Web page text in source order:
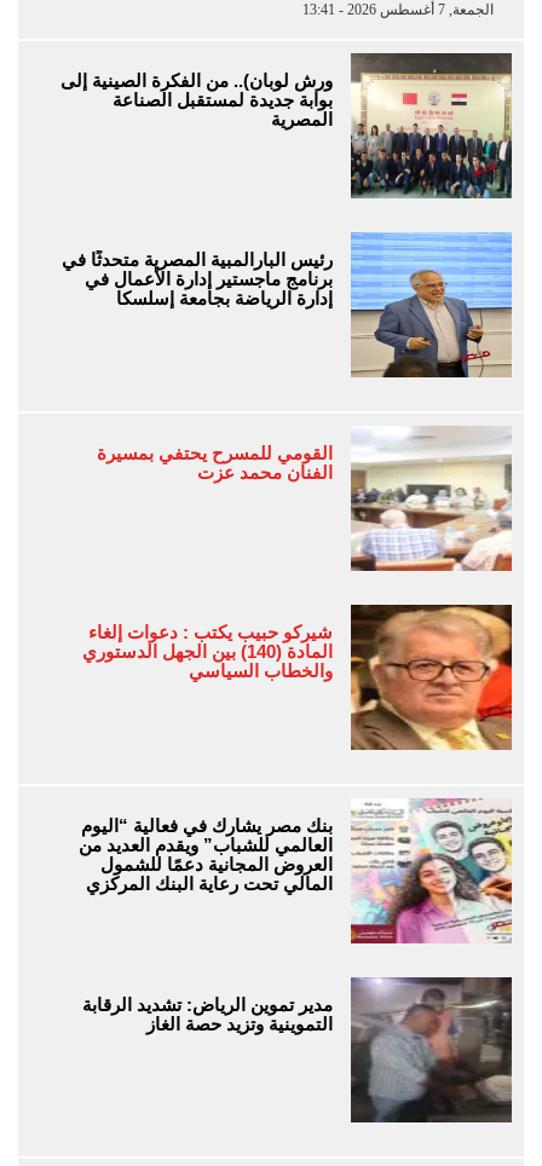
الجمعة, 7 أغسطس 2026 - 13:41
ورش لوبان).. من الفكرة الصينية إلى
بوابة جديدة لمستقبل الصناعة
المصرية
رئيس البارالمبية المصرية متحدثًا في
برنامج ماجستير إدارة الأعمال في
إدارة الرياضة بجامعة إسلسكا
القومي للمسرح يحتفي بمسيرة
الفنان محمد عزت
شيركو حبيب يكتب : دعوات إلغاء
المادة (140) بين الجهل الدستوري
والخطاب السياسي
بنك مصر يشارك في فعالية “اليوم
العالمي للشباب” ويقدم العديد من
العروض المجانية دعمًا للشمول
المالي تحت رعاية البنك المركزي
مدير تموين الرياض: تشديد الرقابة
التموينية وتزيد حصة الغاز